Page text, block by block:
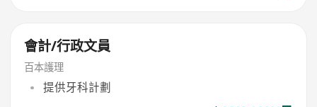
會計/行政文員
百本護理
提供牙科計劃